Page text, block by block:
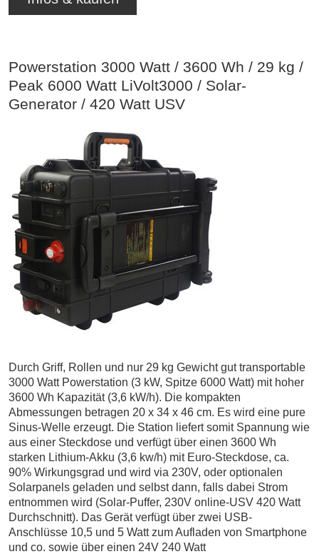
Powerstation 3000 Watt / 3600 Wh / 29 kg /
Peak 6000 Watt LiVolt3000 / Solar-
Generator / 420 Watt USV
Durch Griff, Rollen und nur 29 kg Gewicht gut transportable
3000 Watt Powerstation (3 kW, Spitze 6000 Watt) mit hoher
3600 Wh Kapazität (3,6 kW/h). Die kompakten
Abmessungen betragen 20 x 34 x 46 cm. Es wird eine pure
Sinus-Welle erzeugt. Die Station liefert somit Spannung wie
aus einer Steckdose und verfügt über einen 3600 Wh
starken Lithium-Akku (3,6 kw/h) mit Euro-Steckdose, ca.
90% Wirkungsgrad und wird via 230V, oder optionalen
Solarpanels geladen und selbst dann, falls dabei Strom
entnommen wird (Solar-Puffer, 230V online-USV 420 Watt
Durchschnitt). Das Gerät verfügt über zwei USB-
Anschlüsse 10,5 und 5 Watt zum Aufladen von Smartphone
und co. sowie über einen 24V 240 Watt